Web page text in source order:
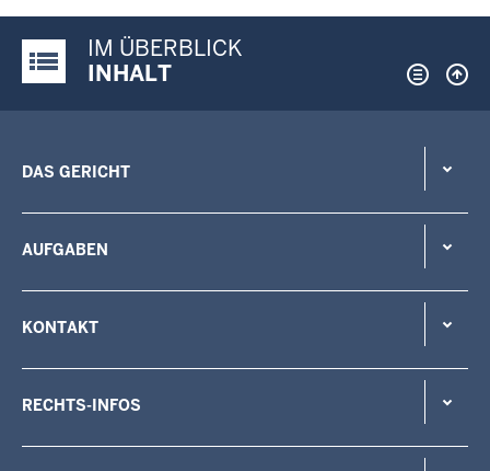
Justiz-Portal im Überblick:
IM ÜBERBLICK
INHALT
DAS GERICHT
AUFGABEN
KONTAKT
RECHTS-INFOS